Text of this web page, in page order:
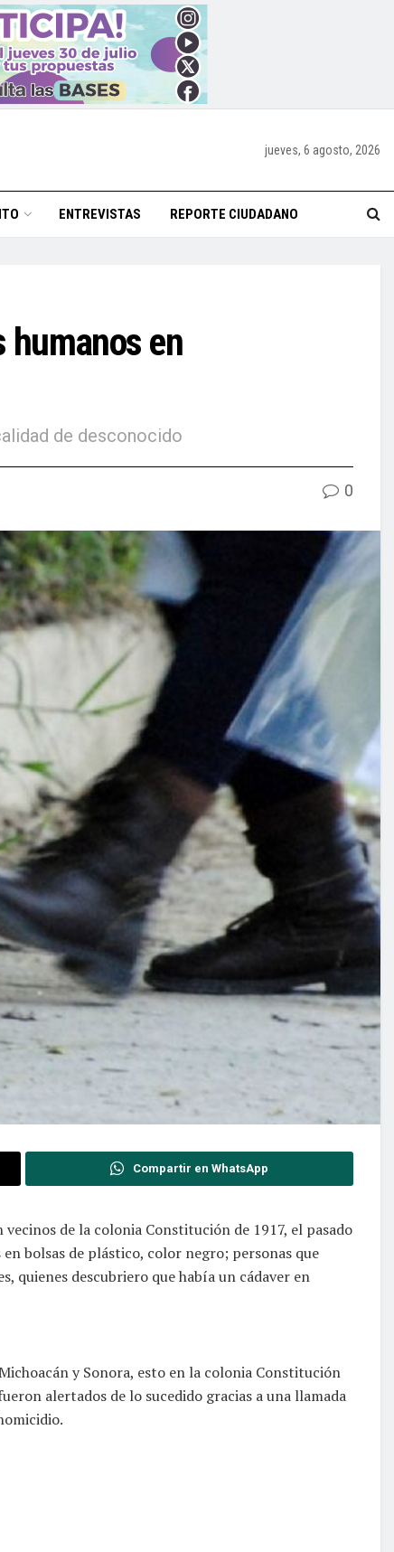
jueves, 6 agosto, 2026
ENTREVISTAS REPORTE CIUDADANO
humanos en
de desconocido
0
Compartir en WhatsApp
de la colonia Constitución de 1917, el pasado
bolsas de plástico, color negro; personas que
quienes descubriero que había un cádaver en
y Sonora, esto en la colonia Constitución
alertados de lo sucedido gracias a una llamada